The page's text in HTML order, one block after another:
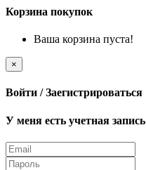
Корзина покупок
Ваша корзина пуста!
×
Войти / Заегистрироваться
У меня есть учетная запись